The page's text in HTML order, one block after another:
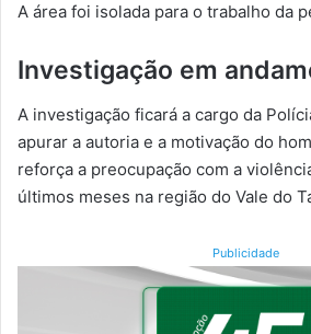
A área foi isolada para o trabalho da
Investigação em
A investigação ficará a cargo da
apurar a autoria e a motivação do
reforça a preocupação com a
últimos meses na região do Vale do
Publicidade